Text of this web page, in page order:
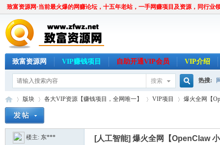
致富资源网·当前最火爆的网赚论坛，十五年老站，一手网赚项目及资源，同行业
致富资源网 VIP赚钱项目 自助开通VIP会员 VIP介绍
搜索
搜
索
热搜:
»
版块
›
各大VIP资源【赚钱项目，全网唯一】
›
VIP项目
›
爆火全网【
楼主: 东*** [人工智能] 爆火全网【OpenClaw